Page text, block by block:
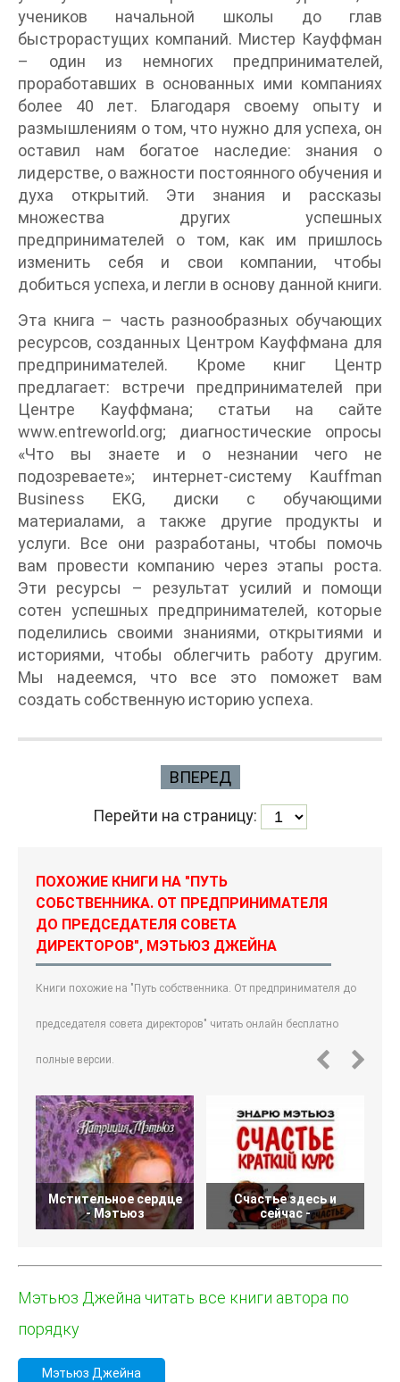
учеников начальной школы до глав
быстрорастущих компаний. Мистер Кауффман
– один из немногих предпринимателей,
проработавших в основанных ими компаниях
более 40 лет. Благодаря своему опыту и
размышлениям о том, что нужно для успеха, он
оставил нам богатое наследие: знания о
лидерстве, о важности постоянного обучения и
духа открытий. Эти знания и рассказы
множества других успешных
предпринимателей о том, как им пришлось
изменить себя и свои компании, чтобы
добиться успеха, и легли в основу данной книги.
Эта книга – часть разнообразных обучающих
ресурсов, созданных Центром Кауффмана для
предпринимателей. Кроме книг Центр
предлагает: встречи предпринимателей при
Центре Кауффмана; статьи на сайте
www.entreworld.org; диагностические опросы
«Что вы знаете и о незнании чего не
подозреваете»; интернет-систему Kauffman
Business EKG, диски с обучающими
материалами, а также другие продукты и
услуги. Все они разработаны, чтобы помочь
вам провести компанию через этапы роста.
Эти ресурсы – результат усилий и помощи
сотен успешных предпринимателей, которые
поделились своими знаниями, открытиями и
историями, чтобы облегчить работу другим.
Мы надеемся, что все это поможет вам
создать собственную историю успеха.
ВПЕРЕД
Перейти на страницу:
ПОХОЖИЕ КНИГИ НА "ПУТЬ
СОБСТВЕННИКА. ОТ ПРЕДПРИНИМАТЕЛЯ
ДО ПРЕДСЕДАТЕЛЯ СОВЕТА
ДИРЕКТОРОВ", МЭТЬЮЗ ДЖЕЙНА
Книги похожие на "Путь собственника. От предпринимателя до
председателя совета директоров" читать онлайн бесплатно
полные версии.
Мстительное сердце
- Мэтьюз
Счастье здесь и
сейчас -
Мэтьюз Джейна читать все книги автора по
порядку
Мэтьюз Джейна